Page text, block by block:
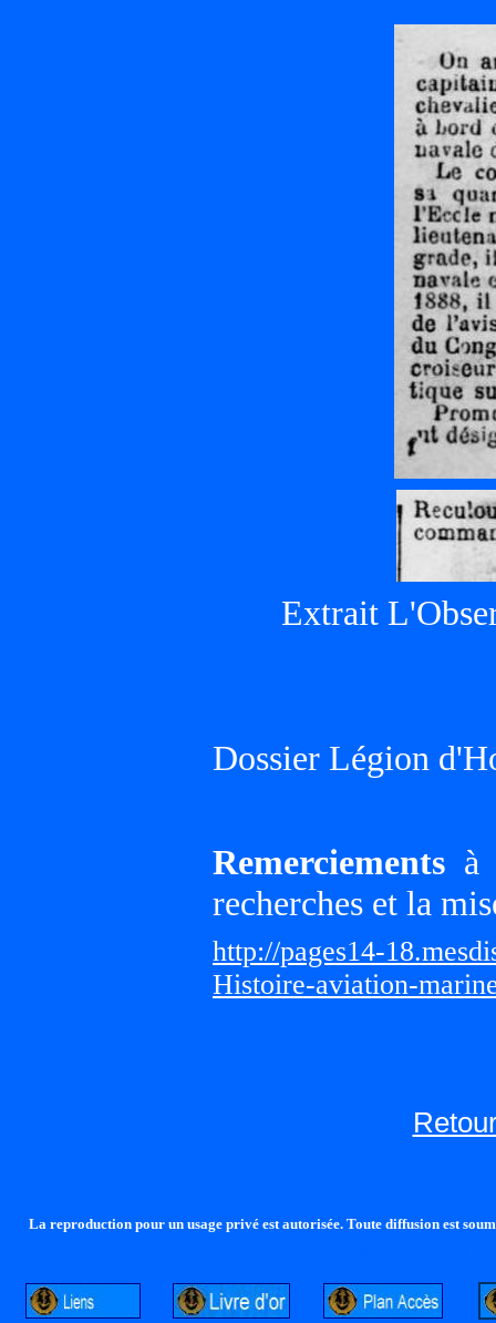
Extrait
Dossier Légion
Remerciements à
recherches et la
http://pages14-
Histoire-aviation-
La reproduction pour un usage privé est autorisée. Toute diffusion est